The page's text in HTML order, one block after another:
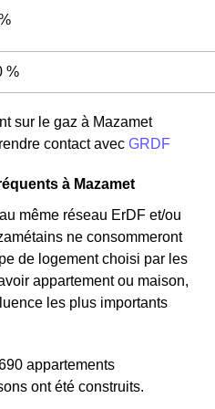
%
sur le gaz à Mazamet
contact avec GRDF
à Mazamet
même réseau ErDF et/ou
ne consommeront
de logement choisi par les
appartement ou maison,
les plus importants
appartements
ont été construits.